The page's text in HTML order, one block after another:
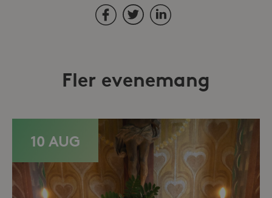
FacebookTwitterLinkedIn
Fler evenemang
10 AUG